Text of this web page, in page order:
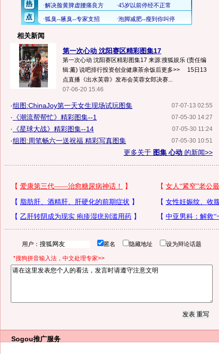
相关新闻
第一次心动 沈阳赛区精彩图集17
第一次心动 沈阳赛区精彩图集17 来源:搜狐娱乐 (责任编
辑:薰) 说吧排行投资创业健康茶余饭后更多>> 15日13
点直播《出水芙蓉》发布会芙蓉女郎决赛...
07-06-20 15:46
07-07-13 02:55
·组图:ChinaJoy第一天女生现场试玩图集
07-05-30 14:27
· 《潮流帮帮忙》精彩图集--1
07-05-30 11:24
· 《星球大战》精彩图集--14
07-05-30 10:51
·组图:周笔畅六一送祝福 精彩写真图集
更多关于 图集 心动 的新闻>>
用户： 匿名 隐藏地址 设为辩论话题
*搜狗拼音输入法，中文处理专家>>
Sogou推广服务